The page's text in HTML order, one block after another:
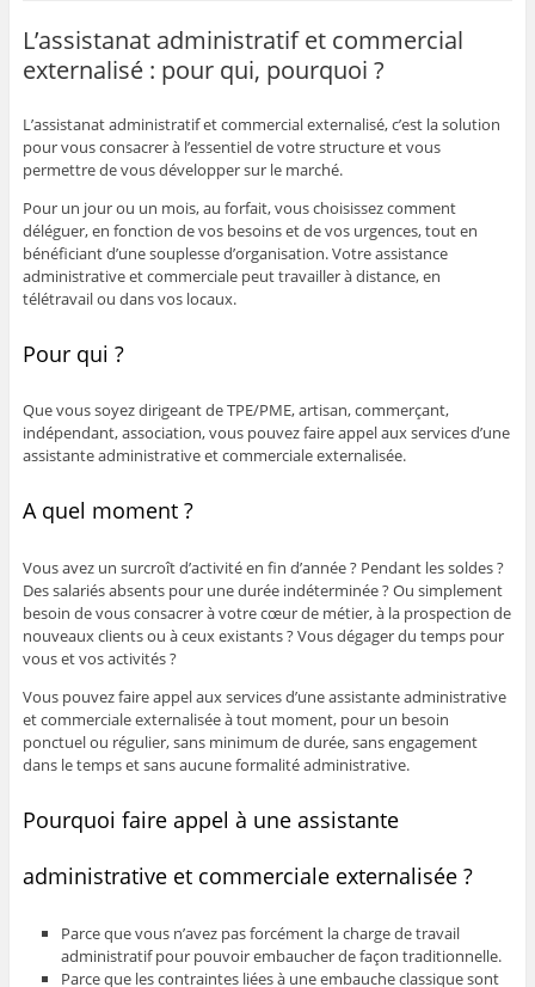
L’assistanat administratif et commercial
externalisé : pour qui, pourquoi ?
L’assistanat administratif et commercial externalisé, c’est la solution
pour vous consacrer à l’essentiel de votre structure et vous
permettre de vous développer sur le marché.
Pour un jour ou un mois, au forfait, vous choisissez comment
déléguer, en fonction de vos besoins et de vos urgences, tout en
bénéficiant d’une souplesse d’organisation. Votre assistance
administrative et commerciale peut travailler à distance, en
télétravail ou dans vos locaux.
Pour qui ?
Que vous soyez dirigeant de TPE/PME, artisan, commerçant,
indépendant, association, vous pouvez faire appel aux services d’une
assistante administrative et commerciale externalisée.
A quel moment ?
Vous avez un surcroît d’activité en fin d’année ? Pendant les soldes ?
Des salariés absents pour une durée indéterminée ? Ou simplement
besoin de vous consacrer à votre cœur de métier, à la prospection de
nouveaux clients ou à ceux existants ? Vous dégager du temps pour
vous et vos activités ?
Vous pouvez faire appel aux services d’une assistante administrative
et commerciale externalisée à tout moment, pour un besoin
ponctuel ou régulier, sans minimum de durée, sans engagement
dans le temps et sans aucune formalité administrative.
Pourquoi faire appel à une assistante
administrative et commerciale externalisée ?
Parce que vous n’avez pas forcément la charge de travail
administratif pour pouvoir embaucher de façon traditionnelle.
Parce que les contraintes liées à une embauche classique sont